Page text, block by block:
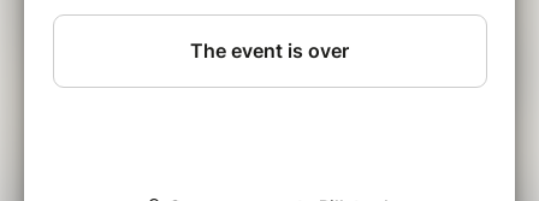
avant. Une fille avec un autre prénom, qui aimait rire et
danser, qui croyait en l’éternelle enfance jusqu’à ce